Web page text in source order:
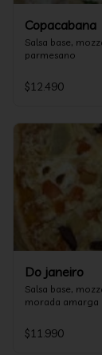
Copacabana
Salsa base,
parmesano
$12.490
Do janeiro
Salsa base,
morada amarga
$11.990